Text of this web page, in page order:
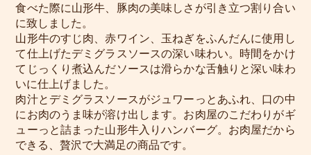
食べた際に山形牛、豚肉の美味しさが引き立つ割り合い
に致しました。
山形牛のすじ肉、赤ワイン、玉ねぎをふんだんに使用し
て仕上げたデミグラスソースの深い味わい。時間をかけ
てじっくり煮込んだソースは滑らかな舌触りと深い味わ
いに仕上げました。
肉汁とデミグラスソースがジュワーっとあふれ、口の中
にお肉のうま味が溶け出します。お肉屋のこだわりがギ
ューっと詰まった山形牛入りハンバーグ。お肉屋だから
できる、贅沢で大満足の商品です。